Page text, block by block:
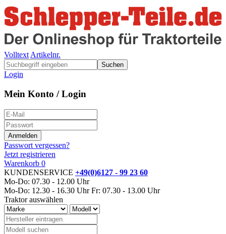
Volltext Artikelnr.
Suchen
Login
Mein Konto / Login
Passwort vergessen?
Jetzt registrieren
Warenkorb 0
KUNDENSERVICE +49(0)6127 - 99 23 60
Mo-Do: 07.30 - 12.00 Uhr
Mo-Do: 12.30 - 16.30 Uhr Fr: 07.30 - 13.00 Uhr
Traktor auswählen